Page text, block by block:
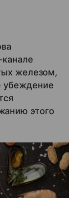
железом,
убеждение
этого